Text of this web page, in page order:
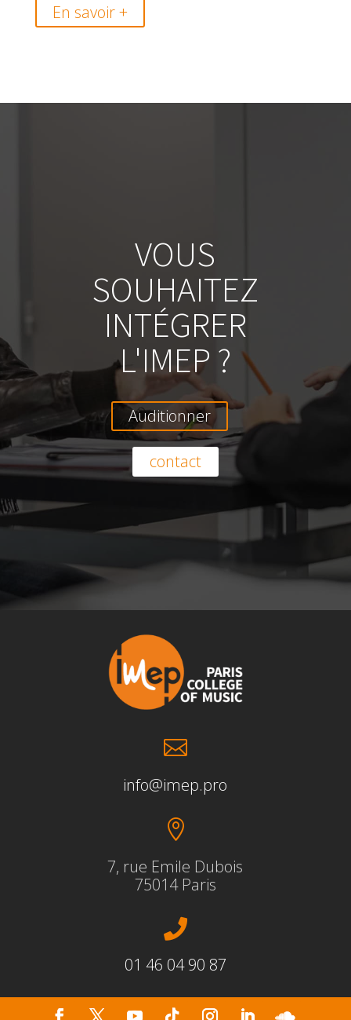
En savoir +
VOUS
SOUHAITEZ
INTÉGRER
L'IMEP ?
Auditionner
contact

info@imep.pro

7, rue Emile Dubois
75014 Paris

01 46 04 90 87